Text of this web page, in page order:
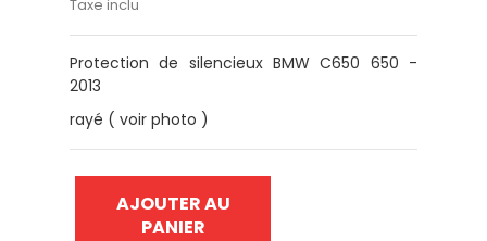
Taxe inclu
Protection de silencieux BMW C650 650 -
2013
rayé ( voir photo )
AJOUTER AU
PANIER